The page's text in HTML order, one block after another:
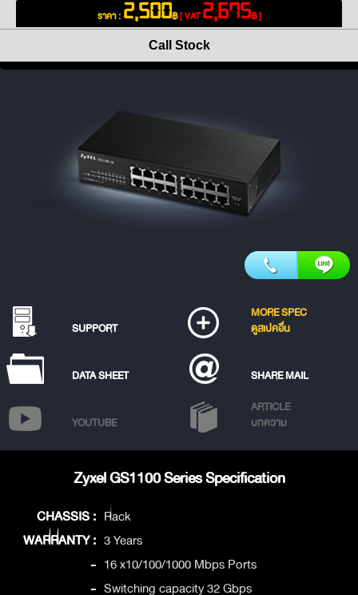
ราคา : 2,500฿[ VAT2,675฿ ]
Call Stock
SUPPORT
MORE SPEC
ดูสเปคอื่น
DATA SHEET SHARE MAIL
YOUTUBE
ARTICLE
บทความ
Zyxel GS1100 Series Specification
CHASSIS : Rack
WARRANTY : 3 Years
- 16 x10/100/1000 Mbps Ports
- Switching capacity 32 Gbps